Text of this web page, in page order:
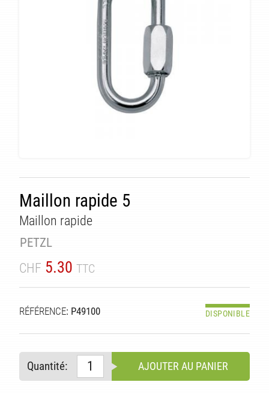
Maillon rapide 5
Maillon rapide
PETZL
CHF 5.30 TTC
RÉFÉRENCE: P49100 DISPONIBLE
Quantité: AJOUTER AU PANIER